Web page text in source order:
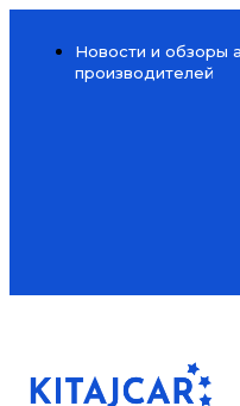
Новости и обзоры
производителей